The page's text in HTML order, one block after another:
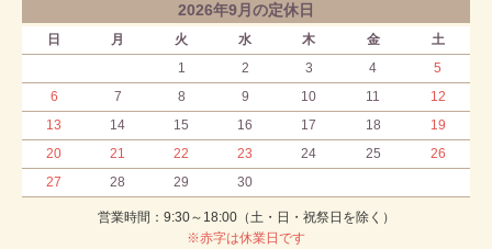
2026年9月の定休日
日 月 火 水 木 金
土
1
2 3 4
5
6
7 8 9 10 11
12
13
14 15 16 17 18
19
20
21 22 23 24 25
26
27
28 29 30
営業時間：9:30～18:00（土・日・祝祭日を除く）
※赤字は休業日です